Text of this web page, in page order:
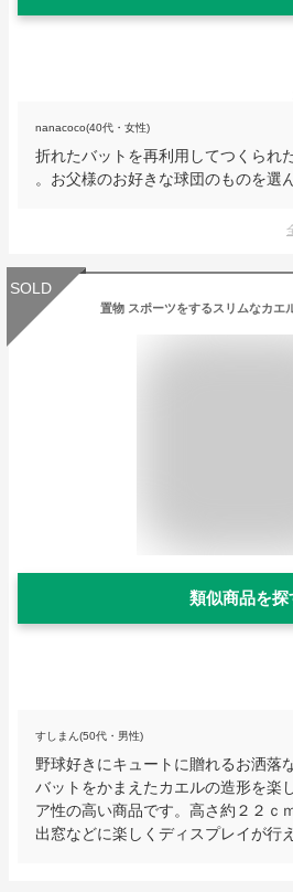
nanacoco(40代・女性)
折れたバットを再利用してつくられ
。お父様のお好きな球団のものを選
SOLD
置物 スポーツをするスリムなカエ
類似商品を探
すしまん(50代・男性)
野球好きにキュートに贈れるお洒落
バットをかまえたカエルの造形を楽
ア性の高い商品です。高さ約２２ｃ
出窓などに楽しくディスプレイが行